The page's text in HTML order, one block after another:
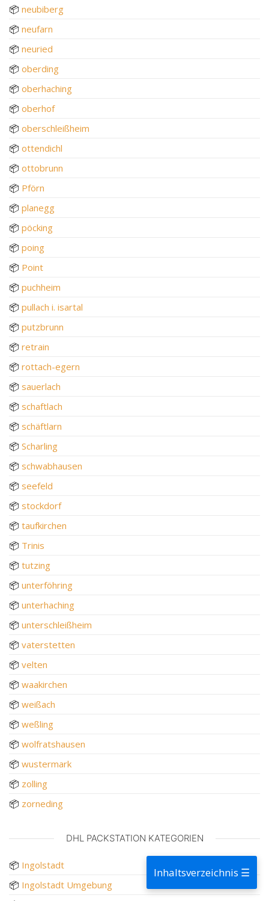
📦 neubiberg
📦 neufarn
📦 neuried
📦 oberding
📦 oberhaching
📦 oberhof
📦 oberschleißheim
📦 ottendichl
📦 ottobrunn
📦 Pförn
📦 planegg
📦 pöcking
📦 poing
📦 Point
📦 puchheim
📦 pullach i. isartal
📦 putzbrunn
📦 retrain
📦 rottach-egern
📦 sauerlach
📦 schaftlach
📦 schäftlarn
📦 Scharling
📦 schwabhausen
📦 seefeld
📦 stockdorf
📦 taufkirchen
📦 Trinis
📦 tutzing
📦 unterföhring
📦 unterhaching
📦 unterschleißheim
📦 vaterstetten
📦 velten
📦 waakirchen
📦 weißach
📦 weßling
📦 wolfratshausen
📦 wustermark
📦 zolling
📦 zorneding
DHL PACKSTATION KATEGORIEN
📦 Ingolstadt
📦 Ingolstadt Umgebung
Inhaltsverzeichnis ☰